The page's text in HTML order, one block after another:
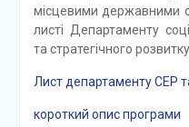
місцевими державними
листі Департаменту
та стратегічного
Лист департаменту СЕР
короткий опис програми